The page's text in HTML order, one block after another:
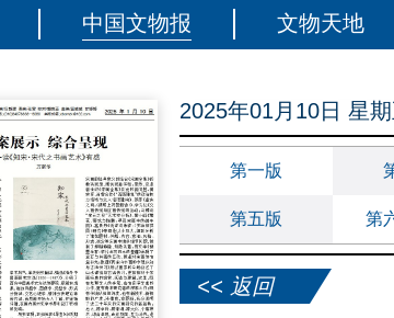
中国文物报 文物天地
2025年01月10日 星
第一版
第五版 第
<< 返回